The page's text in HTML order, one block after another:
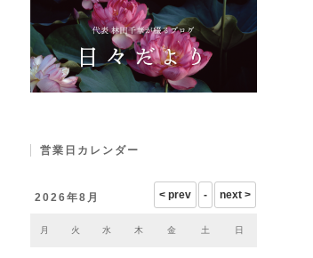
営業日カレンダー
2026年8月
月 火 水 木 金 土 日